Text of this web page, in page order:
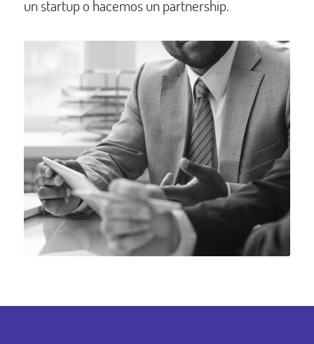
un startup o hacemos un partnership.